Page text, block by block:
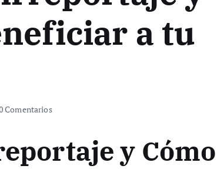
a tu
Comentarios
y Cómo